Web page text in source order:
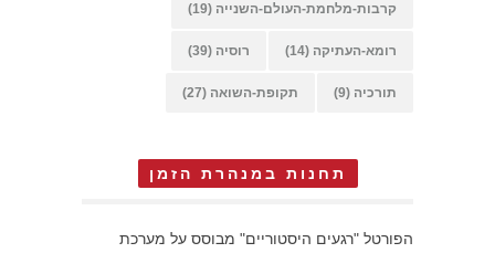
קרבות-מלחמת-העולם-השנייה (19)
רומא-העתיקה (14) רוסיה (39)
תורכיה (9) תקופת-השואה (27)
תחנות במנהרת הזמן
הפורטל "רגעים היסטוריים" מבוסס על מערכת